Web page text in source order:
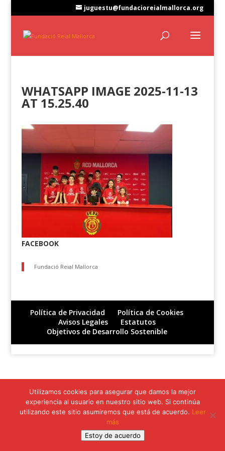
juguestu@fundacioreialmallorca.org
WHATSAPP IMAGE 2025-11-13
AT 15.25.40
FACEBOOK
Fundació Reial Mallorca
Política de Privacidad
Política de Cookies
Avisos Legales
Estatutos
Objetivos de Desarrollo Sostenible
Utilizamos cookies para asegurar que damos la mejor
experiencia al usuario en nuestro sitio web. Si continúa
utilizando este sitio asumiremos que está de acuerdo. Leer
más
Estoy de acuerdo